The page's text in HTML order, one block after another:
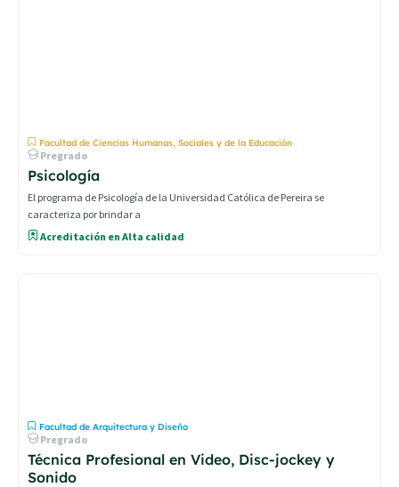
Facultad de Ciencias Humanas, Sociales y de la Educación
Pregrado
Psicología
El programa de Psicología de la Universidad Católica de Pereira se
caracteriza por brindar a
Acreditación en Alta calidad
Facultad de Arquitectura y Diseño
Pregrado
Técnica Profesional en Video, Disc-jockey y
Sonido